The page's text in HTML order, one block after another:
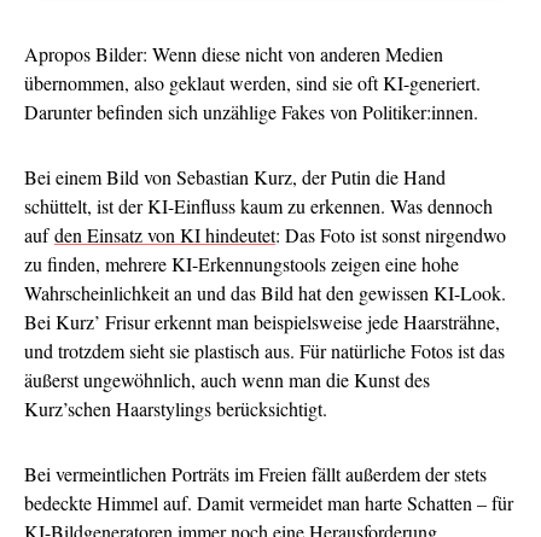
Apropos Bilder: Wenn diese nicht von anderen Medien
übernommen, also geklaut werden, sind sie oft KI-generiert.
Darunter befinden sich unzählige Fakes von Politiker:innen.
Bei einem Bild von Sebastian Kurz, der Putin die Hand
schüttelt, ist der KI-Einfluss kaum zu erkennen. Was dennoch
aufden Einsatz von KI hindeutet: Das Foto ist sonst nirgendwo
zu finden, mehrere KI-Erkennungstools zeigen eine hohe
Wahrscheinlichkeit an und das Bild hat den gewissen KI-Look.
Bei Kurz’ Frisur erkennt man beispielsweise jede Haarsträhne,
und trotzdem sieht sie plastisch aus. Für natürliche Fotos ist das
äußerst ungewöhnlich, auch wenn man die Kunst des
Kurz’schen Haarstylings berücksichtigt.
Bei vermeintlichen Porträts im Freien fällt außerdem der stets
bedeckte Himmel auf. Damit vermeidet man harte Schatten – für